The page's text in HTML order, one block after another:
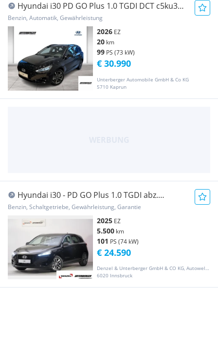
Hyundai i30 PD GO Plus 1.0 TGDI DCT c5ku3
abz. Superbonus
Benzin, Automatik, Gewährleistung
2026 EZ
20 km
99 PS (73 kW)
Unterberger Automobile GmbH & Co KG
5710 Kaprun
€ 30.990
Hyundai i30 - PD GO Plus 1.0 TGDI abz.
Superbonus
Benzin, Schaltgetriebe, Gewährleistung, Garantie
2025 EZ
5.500 km
101 PS (74 kW)
Denzel & Unterberger GmbH & CO KG, Autowelt Innsbruck
6020 Innsbruck
€ 24.590